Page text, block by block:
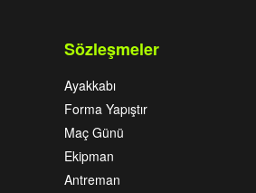
Sözleşmeler
Ayakkabı
Forma Yapıştır
Maç Günü
Ekipman
Antreman